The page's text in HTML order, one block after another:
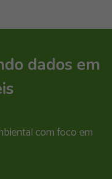
dados em
com foco em